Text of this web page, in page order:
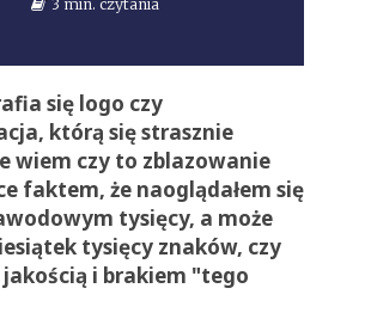
3 min. czytania
się logo czy
którą się strasznie
wiem czy to zblazowanie
faktem, że naoglądałem się
tysięcy, a może
tysięcy znaków, czy
jakością i brakiem "tego